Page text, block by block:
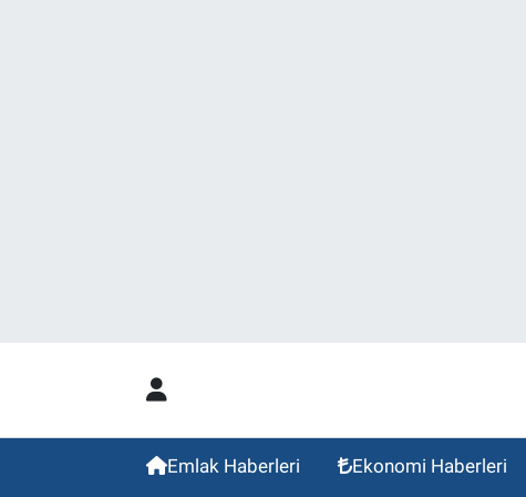
Emlak Haberleri Ekonomi Haberleri